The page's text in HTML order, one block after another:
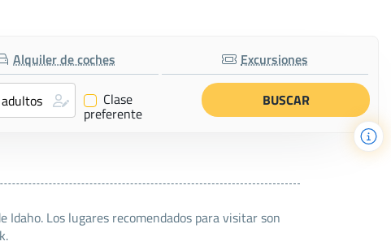
Alquiler de coches Excursiones
✔ Clase
preferente
Los lugares recomendados para visitar son